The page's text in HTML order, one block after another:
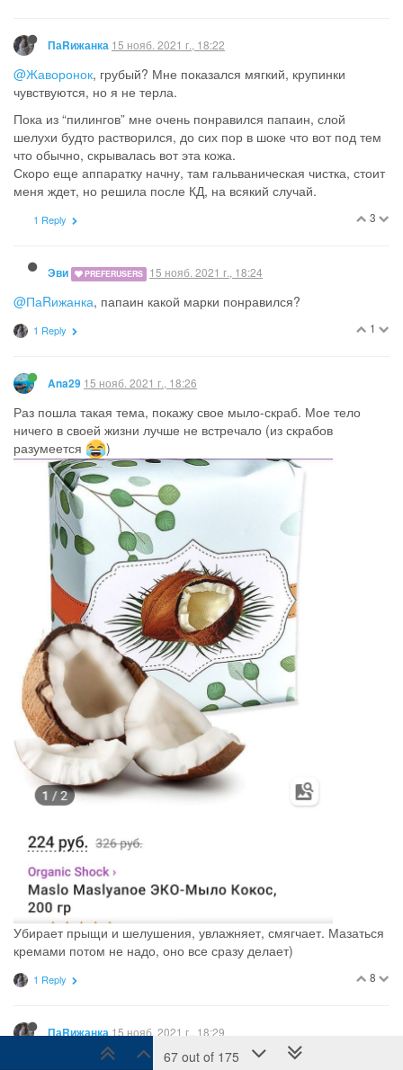
ПаRижанка 15 нояб. 2021 г., 18:22
@Жаворонок, грубый? Мне показался мягкий, крупинки
чувствуются, но я не терла.
Пока из “пилингов” мне очень понравился папаин, слой
шелухи будто растворился, до сих пор в шоке что вот под тем
что обычно, скрывалась вот эта кожа.
Скоро еще аппаратку начну, там гальваническая чистка, стоит
меня ждет, но решила после КД, на всякий случай.
3
1 Reply
Эви PREFERUSERS 15 нояб. 2021 г., 18:24
@ПаRижанка, папаин какой марки понравился?
1
1 Reply
Ana29 15 нояб. 2021 г., 18:26
Раз пошла такая тема, покажу свое мыло-скраб. Мое тело
ничего в своей жизни лучше не встречало (из скрабов
разумеется
)
Убирает прыщи и шелушения, увлажняет, смягчает. Мазаться
кремами потом не надо, оно все сразу делает)
8
1 Reply
ПаRижанка 15 нояб. 2021 г., 18:29
@Эви написал в Наш отзовик. Инструментарий
67 out of 175